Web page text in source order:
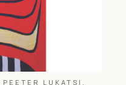
LUKATSI,